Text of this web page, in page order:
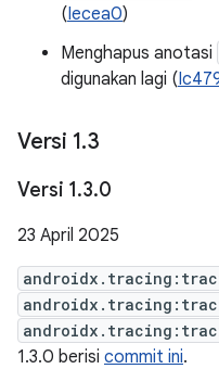
(Iecea0)
Menghapus anotasi
digunakan lagi (
Versi 1.3
Versi 1.3.0
23 April 2025
1.3.0 berisi commit ini.